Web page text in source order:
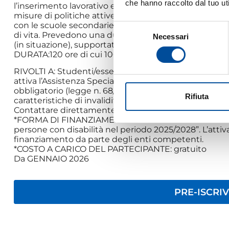
che hanno raccolto dal tuo
Selezione
del
Necessari
Rifiuta
l’inserimento lavorativo e la preparazione per la
misure di politiche attive per il lavoro e di inclusione
con le scuole secondarie di secondo grado
di vita. Prevedono una durata di 120 ore articolate in
(in situazione), supportate da 60 ore di
DURATA:120 ore di cui 100 ore di stage
RIVOLTI A: Studenti/esse dell’ultimo anno della
attiva l’Assistenza Specialistica e con certificazione
obbligatorio (legge n. 68/1999) o allievi/e con
caratteristiche di invalidità utili all’iscrizione nelle
Contattare direttamente la sede per l’attivazione
*FORMA DI FINANZIAMENTO: Corsi riferiti
persone con disabilità nel periodo 2025/2028”.
finanziamento da parte degli enti competenti.
*COSTO A CARICO DEL PARTECIPANTE: gratuito
Da GENNAIO 2026
PRE-